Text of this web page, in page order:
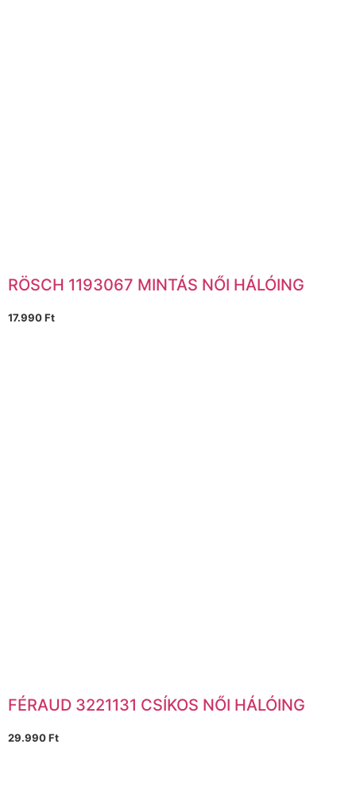
RÖSCH 1193067 MINTÁS NŐI HÁLÓING
17.990Ft
FÉRAUD 3221131 CSÍKOS NŐI HÁLÓING
29.990Ft